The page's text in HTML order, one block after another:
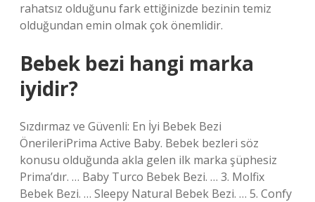
rahatsız olduğunu fark ettiğinizde bezinin temiz
olduğundan emin olmak çok önemlidir.
Bebek bezi hangi marka
iyidir?
Sızdırmaz ve Güvenli: En İyi Bebek Bezi
ÖnerileriPrima Active Baby. Bebek bezleri söz
konusu olduğunda akla gelen ilk marka şüphesiz
Prima’dır. … Baby Turco Bebek Bezi. … 3. Molfix
Bebek Bezi. … Sleepy Natural Bebek Bezi. … 5. Confy